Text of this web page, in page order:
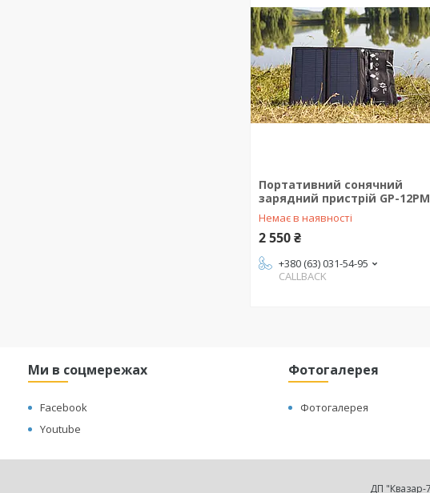
Портативний сонячний
зарядний пристрій GP-12PM
Немає в наявності
2 550 ₴
+380 (63) 031-54-95
CALLBACK
Ми в соцмережах
Facebook
Youtube
Фотогалерея
Фотогалерея